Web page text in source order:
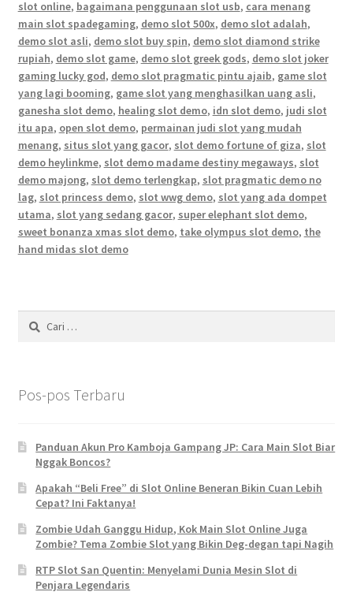
slot online, bagaimana penggunaan slot usb, cara menang
main slot spadegaming, demo slot 500x, demo slot adalah,
demo slot asli, demo slot buy spin, demo slot diamond strike
rupiah, demo slot game, demo slot greek gods, demo slot joker
gaming lucky god, demo slot pragmatic pintu ajaib, game slot
yang lagi booming, game slot yang menghasilkan uang asli,
ganesha slot demo, healing slot demo, idn slot demo, judi slot
itu apa, open slot demo, permainan judi slot yang mudah
menang, situs slot yang gacor, slot demo fortune of giza, slot
demo heylinkme, slot demo madame destiny megaways, slot
demo majong, slot demo terlengkap, slot pragmatic demo no
lag, slot princess demo, slot wwg demo, slot yang ada dompet
utama, slot yang sedang gacor, super elephant slot demo,
sweet bonanza xmas slot demo, take olympus slot demo, the
hand midas slot demo
Cari
untuk:
Pos-pos Terbaru
Panduan Akun Pro Kamboja Gampang JP: Cara Main Slot Biar
Nggak Boncos?
Apakah “Beli Free” di Slot Online Beneran Bikin Cuan Lebih
Cepat? Ini Faktanya!
Zombie Udah Ganggu Hidup, Kok Main Slot Online Juga
Zombie? Tema Zombie Slot yang Bikin Deg-degan tapi Nagih
RTP Slot San Quentin: Menyelami Dunia Mesin Slot di
Penjara Legendaris